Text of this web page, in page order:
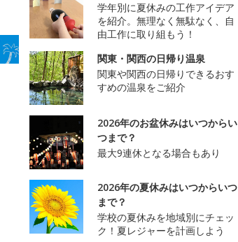
学年別に夏休みの工作アイデア
を紹介。無理なく無駄なく、自
由工作に取り組もう！
関東・関西の日帰り温泉
関東や関西の日帰りできるおす
すめの温泉をご紹介
2026年のお盆休みはいつからい
つまで？
最大9連休となる場合もあり
2026年の夏休みはいつからいつ
まで？
学校の夏休みを地域別にチェッ
ク！夏レジャーを計画しよう